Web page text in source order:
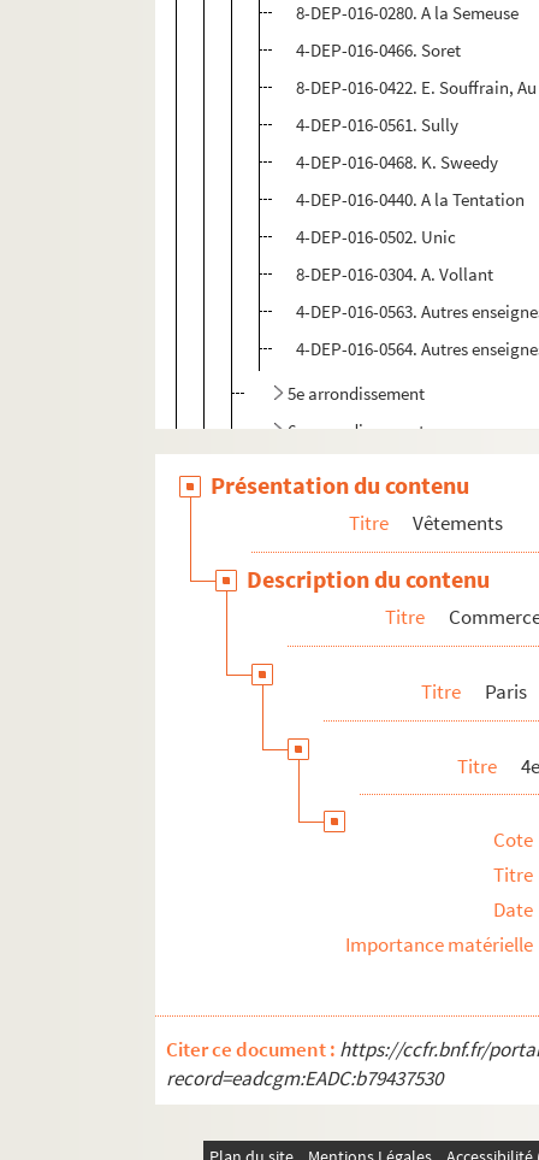
8-DEP-016-0280. A la Semeuse
4-DEP-016-0466. Soret
8-DEP-016-0422. E. Souffrain,
4-DEP-016-0561. Sully
4-DEP-016-0468. K. Sweedy
4-DEP-016-0440. A la Tentation
4-DEP-016-0502. Unic
8-DEP-016-0304. A. Vollant
4-DEP-016-0563. Autres
4-DEP-016-0564. Autres
5e arrondissement
6e arrondissement
10e arrondissement
11e arrondissement
12e arrondissement
13e arrondissement
14e arrondissement
15e arrondissement
20e arrondissement
Etranger
Maisons de haute couture et de créateurs
Présentation du contenu
Titre Vêtements
Description du contenu
Titre
Titre Paris
Titre
Cote
Titre
Date
Importance matérielle
Citer ce document : https://ccfr.bnf.fr/
record=eadcgm:EADC:b79437530